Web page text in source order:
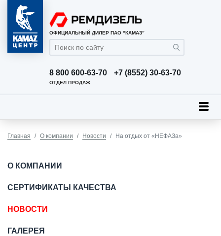
ОФИЦИАЛЬНЫЙ ДИЛЕР ПАО “КАМАЗ”
8 800 600-63-70 +7 (8552) 30-63-70
ОТДЕЛ ПРОДАЖ
Главная О компании Новости На отдых от «НЕФАЗа»
О КОМПАНИИ
СЕРТИФИКАТЫ КАЧЕСТВА
НОВОСТИ
ГАЛЕРЕЯ